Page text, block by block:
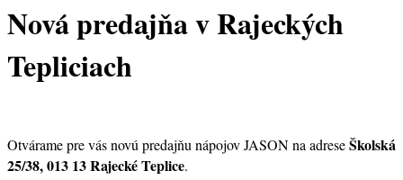
Nová predajňa v Rajeckých
Tepliciach
Otvárame pre vás novú predajňu nápojov JASON na adreseŠkolská
25/38, 013 13 Rajecké Teplice.